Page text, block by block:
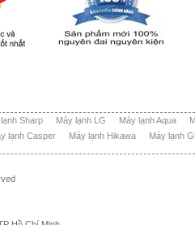
Sharp Máy lạnh LG Máy lạnh Aqua
lạnh Casper Máy lạnh Hikawa Máy lạnh